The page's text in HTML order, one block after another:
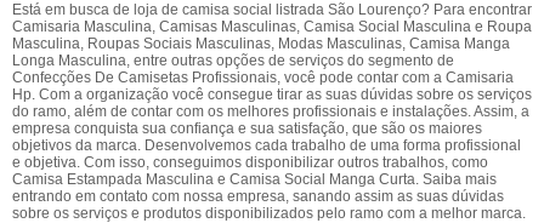
Está em busca de loja de camisa social listrada São Lourenço? Para encontrar
Camisaria Masculina, Camisas Masculinas, Camisa Social Masculina e Roupa
Masculina, Roupas Sociais Masculinas, Modas Masculinas, Camisa Manga
Longa Masculina, entre outras opções de serviços do segmento de
Confecções De Camisetas Profissionais, você pode contar com a Camisaria
Hp. Com a organização você consegue tirar as suas dúvidas sobre os serviços
do ramo, além de contar com os melhores profissionais e instalações. Assim, a
empresa conquista sua confiança e sua satisfação, que são os maiores
objetivos da marca. Desenvolvemos cada trabalho de uma forma profissional
e objetiva. Com isso, conseguimos disponibilizar outros trabalhos, como
Camisa Estampada Masculina e Camisa Social Manga Curta. Saiba mais
entrando em contato com nossa empresa, sanando assim as suas dúvidas
sobre os serviços e produtos disponibilizados pelo ramo com a melhor marca.